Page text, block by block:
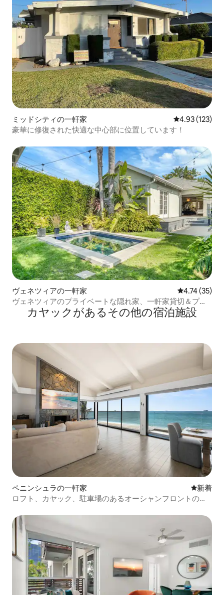
ミッドシティの一軒家 レビュー123
4.93 (123)
豪華に修復された快適な中心部に位置しています！
ヴェネツィアの一軒家 レビュー35
4.74 (35)
ヴェネツィアのプライベートな隠れ家、一軒家貸切＆プー
カヤックがあるその他の宿泊施設
ペニンシュラの一軒家 新しい宿
新着
ロフト、カヤック、駐車場のあるオーシャンフロントの楽